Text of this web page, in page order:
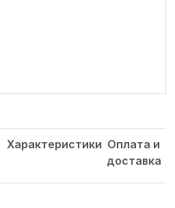
Характеристики Оплата и
доставка